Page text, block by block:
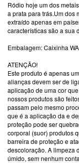
Ródio hoje um dos
a prata para trás.Um dos
extraído apenas em
características são a sua
Embalagem: Caixinha
ATENÇÃO!
Este produto é apenas
alianças devem ser de
aplicação de uma cor
nossos produtos são
passam pelo mesmo
que é a aplicação da e
proteção pode ser
corporal (suor) produtos
barreira de proteção e
descoloração. A limpeza
úmido, sem nenhum